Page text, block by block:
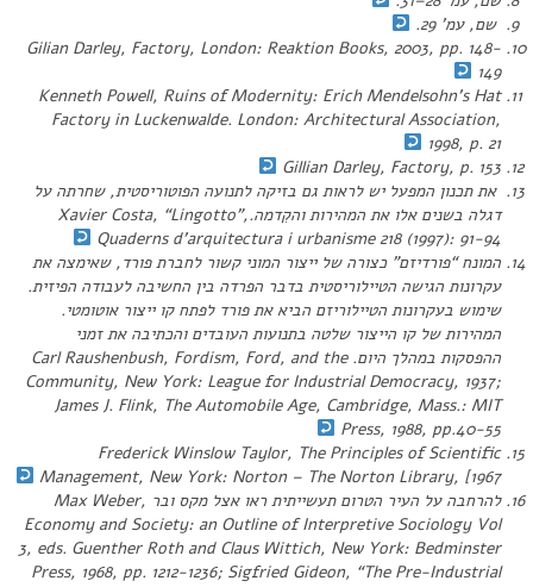
שם, עמ’ 29.
Gilian Darley, Factory, London: Reaktion Books, 2003, pp. 148-
149
Kenneth Powell, Ruins of Modernity: Erich Mendelsohn’s Hat
Factory in Luckenwalde. London: Architectural Association,
1998, p. 21
Gillian Darley, Factory, p. 153
את תכנון המפעל יש לראות גם בזיקה לתנועה הפוטוריסטית, שחרתה על
דגלה בשנים אלו את המהירות והקִדמה.Xavier Costa, “Lingotto”,
Quaderns d’arquitectura i urbanisme 218 (1997): 91-94
המונח “פורדיזם” כצורה של ייצור המוני קשור לחברת פורד, שאימצה את
עקרונות הגישה הטיילוריסטית בדבר הפרדה בין החשיבה לעבודה הפיזית.
שימוש בעקרונות הטיילוריזם הביא את פורד לפתח קו ייצור אוטומטי.
המהירות של קו הייצור שלטה בתנועות העובדים והכתיבה את זמני
ההפסקות במהלך היום. Carl Raushenbush,Fordism, Ford, and the
Community, New York: League for Industrial Democracy, 1937;
James J. Flink, The Automobile Age, Cambridge, Mass.: MIT
Press, 1988, pp.40-55
Frederick Winslow Taylor, The Principles of Scientific
Management, New York: Norton – The Norton Library, [1967
להרחבה על העיר הטרום תעשייתית ראו אצל מקס ובר Max Weber,
Economy and Society: an Outline of Interpretive Sociology Vol
3, eds. Guenther Roth and Claus Wittich, New York: Bedminster
Press, 1968, pp. 1212-1236; Sigfried Gideon, “The Pre-Industrial